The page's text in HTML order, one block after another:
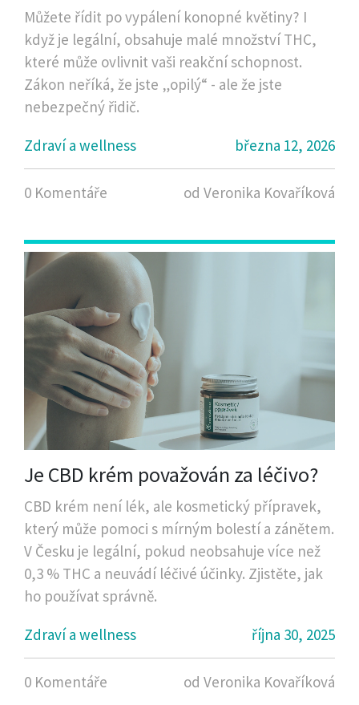
Můžete řídit po vypálení konopné květiny? I
když je legální, obsahuje malé množství THC,
které může ovlivnit vaši reakční schopnost.
Zákon neříká, že jste „opilý“ - ale že jste
nebezpečný řidič.
Zdraví a wellness
března 12, 2026
0 Komentáře od Veronika Kovaříková
Je CBD krém považován za léčivo?
CBD krém není lék, ale kosmetický přípravek,
který může pomoci s mírným bolestí a zánětem.
V Česku je legální, pokud neobsahuje více než
0,3 % THC a neuvádí léčivé účinky. Zjistěte, jak
ho používat správně.
Zdraví a wellness
října 30, 2025
0 Komentáře od Veronika Kovaříková